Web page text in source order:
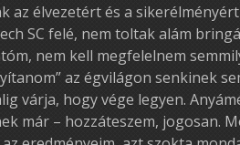
az élvezetért és a
SC felé, nem toltak alám
nem kell megfelelnem
az égvilágon senkinek
várja, hogy vége legyen.
már – hozzáteszem, jogosan.